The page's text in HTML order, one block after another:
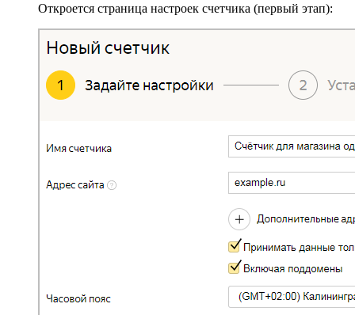
Откроется страница настроек счетчика (первый этап):